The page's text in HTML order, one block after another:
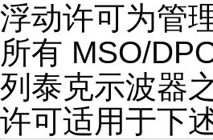
浮动许可为管
所有 MSO/
列泰克示波器
许可适用于下